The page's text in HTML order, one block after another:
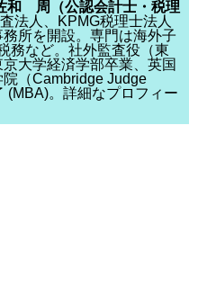
和 周（公認会計士・税理
法人、KPMG税理士法人
所を開設。専門は海外子
務など。社外監査役（東
大学経済学部卒業、英国
（Cambridge Judge
(MBA)。詳細なプロフィー